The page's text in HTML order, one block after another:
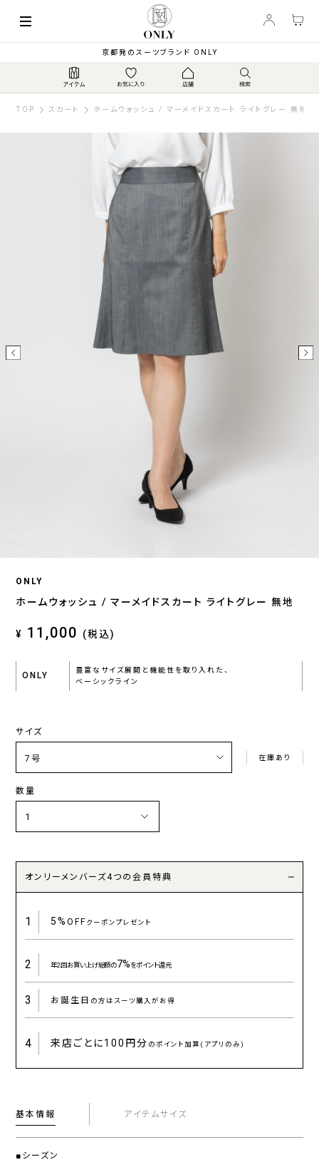
京都発のスーツブランド ONLY
TOP スカート ホームウォッシュ / マーメイドスカート ライトグレー 無地
ONLY
ホームウォッシュ / マーメイドスカート ライトグレー 無地
¥ 11,000 (税込)
ONLY
豊富なサイズ展開と機能性を取り入れた、
ベーシックライン
サイズ
在庫あり
数量
オンリーメンバーズ4つの会員特典
1 5%OFFクーポンプレゼント
2 年2回お買い上げ総額の7%をポイント還元
3 お誕生日 の方はスーツ購入がお得
4 来店ごとに100円分 のポイント加算(アプリのみ)
基本情報 アイテムサイズ
■シーズン